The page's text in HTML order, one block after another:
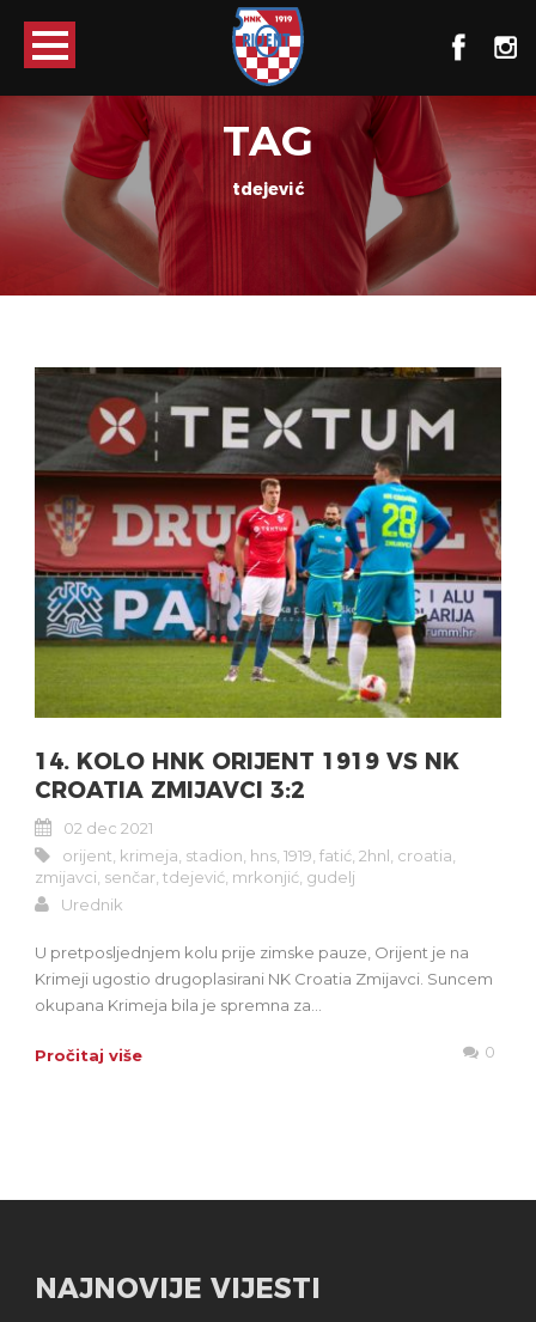
TAG
tdejević
14. KOLO HNK ORIJENT 1919 VS NK
CROATIA ZMIJAVCI 3:2
02 dec 2021
orijent krimeja stadion hns 1919 fatić 2hnl croatia
zmijavci senčar tdejević mrkonjić gudelj
Urednik
U pretposljednjem kolu prije zimske pauze, Orijent je na
Krimeji ugostio drugoplasirani NK Croatia Zmijavci. Suncem
okupana Krimeja bila je spremna za...
Pročitaj više 0
NAJNOVIJE VIJESTI